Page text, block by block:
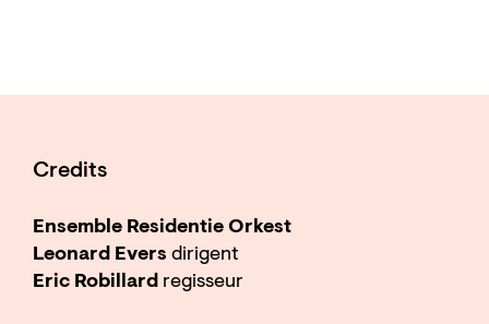
Credits
Ensemble Residentie Orkest
Leonard Evers dirigent
Eric Robillard regisseur